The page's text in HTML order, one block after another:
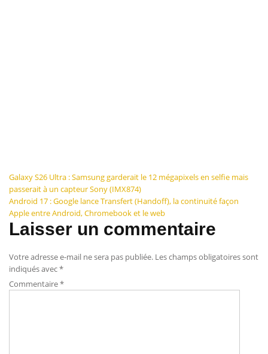
Navigation
de
l’article
Galaxy S26 Ultra : Samsung garderait le 12 mégapixels en selfie mais
passerait à un capteur Sony (IMX874)
Android 17 : Google lance Transfert (Handoff), la continuité façon
Apple entre Android, Chromebook et le web
Laisser un commentaire
Votre adresse e-mail ne sera pas publiée. Les champs obligatoires sont
indiqués avec*
Commentaire*